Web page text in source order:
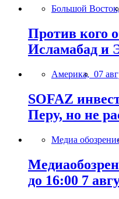
Большой
Против кого
Исламабад и
Америка, 07
SOFAZ
Перу, но не
Медиа
до 16:00 7